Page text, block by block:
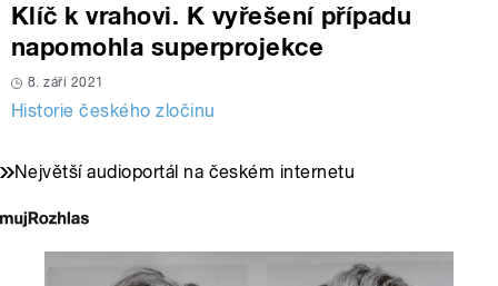
Klíč k vrahovi. K vyřešení případu
napomohla superprojekce
8. září 2021
Historie českého zločinu
Největší audioportál na českém internetu